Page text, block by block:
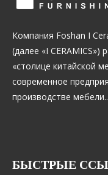
Компания Foshan I
(далее «I
«столице китайской
современное
производстве
БЫСТРЫЕ